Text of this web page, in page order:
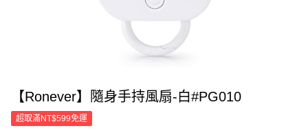
【Ronever】隨身手持風扇-白#PG010
超取滿NT$599免運